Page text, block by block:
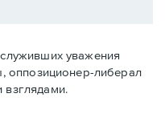
уважения
оппозиционер-либерал
взглядами.